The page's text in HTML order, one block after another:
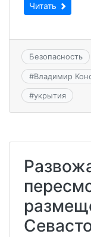
Читать
Безопасность
#Владимир
#укрытия